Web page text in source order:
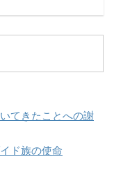
と伝わらなかっ
？ と、美穂子先
＊ その瞬間のイ
uploads/2021/
hitradio.mp3
サニーさん。 頑
＊＊ 毎月毎月そ
、体がこんな風
てきたことへの謝
ド族の使命